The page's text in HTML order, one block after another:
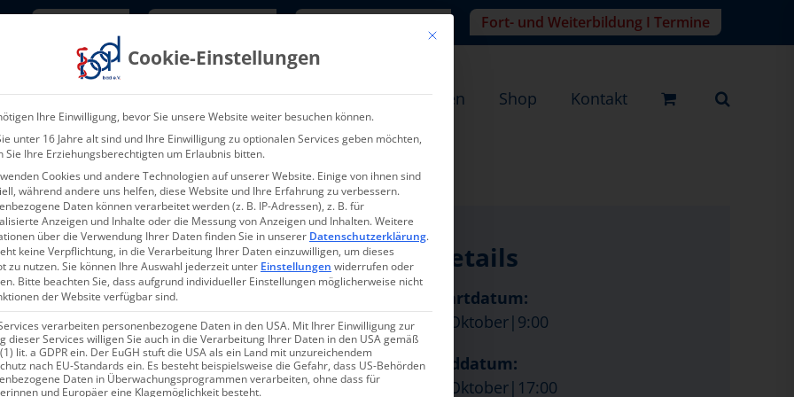
Fort- und Weiterbildung I Termine
Über uns Aktuelles & Presse Leistungen Shop Kontakt
Details
Startdatum:
2. Oktober|9:00
Enddatum:
2. Oktober|17:00
Mit diesem Button wird der Dialog geschlossen. Seine Funktionalität ist
Cookie-Einstellungen
Ihre Einwilligung, bevor Sie unsere Website weiter besuchen können.
unter 16 Jahre alt sind und Ihre Einwilligung zu optionalen Services geben möchten,
Sie Ihre Erziehungsberechtigten um Erlaubnis bitten.
Cookies und andere Technologien auf unserer Website. Einige von ihnen sind
während andere uns helfen, diese Website und Ihre Erfahrung zu verbessern.
Daten können verarbeitet werden (z. B. IP-Adressen), z. B. für
Anzeigen und Inhalte oder die Messung von Anzeigen und Inhalten.Weitere
über die Verwendung Ihrer Daten finden Sie in unserer Datenschutzerklärung.
keine Verpflichtung, in die Verarbeitung Ihrer Daten einzuwilligen, um dieses
zu nutzen.Sie können Ihre Auswahl jederzeit unter Einstellungen widerrufen oder
Bitte beachten Sie, dass aufgrund individueller Einstellungen möglicherweise nicht
der Website verfügbar sind.
verarbeiten personenbezogene Daten in den USA. Mit Ihrer Einwilligung zur
dieser Services willigen Sie auch in die Verarbeitung Ihrer Daten in den USA gemäß
lit. a GDPR ein. Der EuGH stuft die USA als ein Land mit unzureichendem
nach EU-Standards ein. Es besteht beispielsweise die Gefahr, dass US-Behörden
Daten in Überwachungsprogrammen verarbeiten, ohne dass für
und Europäer eine Klagemöglichkeit besteht.